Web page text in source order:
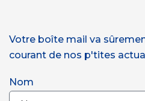
Votre boîte mail va
courant de nos p'tites
Nom